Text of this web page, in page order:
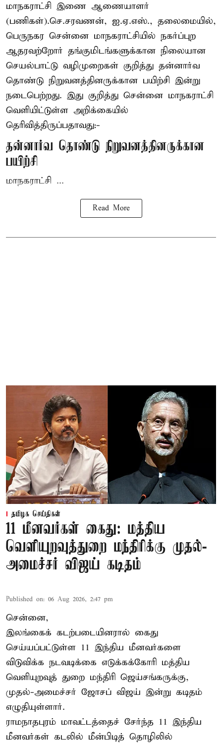
மாநகராட்சி இணை ஆணையாளர்
(பணிகள்).செ.சரவணன், ஐ.ஏ.எஸ்., தலைமையில்,
பெருநகர சென்னை மாநகராட்சியில் நகர்ப்புற
ஆதரவற்றோர் தங்குமிடங்களுக்கான நிலையான
செயல்பாட்டு வழிமுறைகள் குறித்து தன்னார்வ
தொண்டு நிறுவனத்தினருக்கான பயிற்சி இன்று
நடைபெற்றது. இது குறித்து சென்னை மாநகராட்சி
வெளியிட்டுள்ள அறிக்கையில்
தெரிவித்திருப்பதாவது:-
தன்னார்வ தொண்டு நிறுவனத்தினருக்கான
பயிற்சி
மாநகராட்சி ...
Read More
தமிழக செய்திகள்
11 மீனவர்கள் கைது: மத்திய
வெளியுறவுத்துறை மந்திரிக்கு முதல்-
அமைச்சர் விஜய் கடிதம்
Published on: 06 Aug 2026, 2:47 pm
சென்னை,
இலங்கைக் கடற்படையினரால் கைது
செய்யப்பட்டுள்ள 11 இந்திய மீனவர்களை
விடுவிக்க நடவடிக்கை எடுக்கக்கோரி மத்திய
வெளியுறவுத் துறை மந்திரி ஜெய்சங்கருக்கு,
முதல்-அமைச்சர் ஜோசப் விஜய் இன்று கடிதம்
எழுதியுள்ளார்.
ராமநாதபுரம் மாவட்டத்தைச் சேர்ந்த 11 இந்திய
மீனவர்கள் கடலில் மீன்பிடித் தொழிலில்